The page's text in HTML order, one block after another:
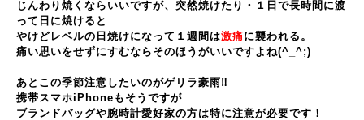
じんわり焼くならいいですが、突然焼けたり・１日で長時間に渡
って日に焼けると
やけどレベルの日焼けになって１週間は激痛に襲われる。
痛い思いをせずにすむならそのほうがいいですよね(^_^;)
あとこの季節注意したいのがゲリラ豪雨‼
携帯スマホiPhoneもそうですが
ブランドバッグや腕時計愛好家の方は特に注意が必要です！